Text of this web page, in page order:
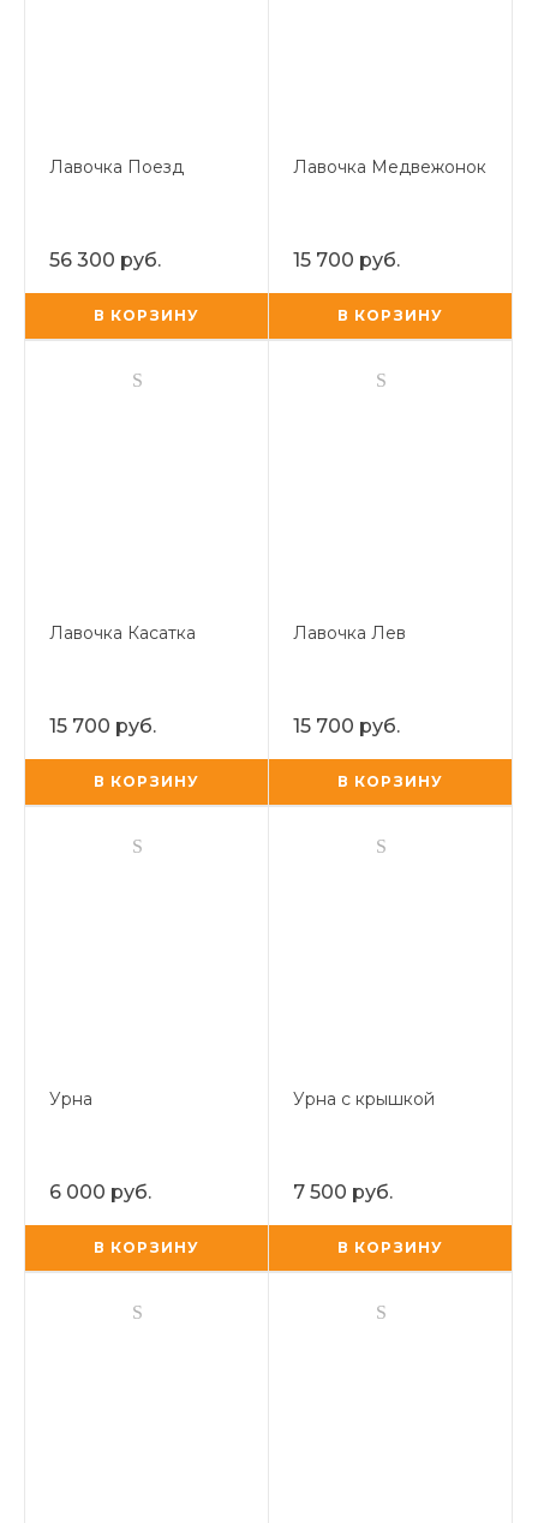
Лавочка Поезд
56 300 руб.
В КОРЗИНУ
Лавочка Медвежонок
15 700 руб.
В КОРЗИНУ
Лавочка Касатка
15 700 руб.
В КОРЗИНУ
Лавочка Лев
15 700 руб.
В КОРЗИНУ
Урна
6 000 руб.
В КОРЗИНУ
Урна с крышкой
7 500 руб.
В КОРЗИНУ